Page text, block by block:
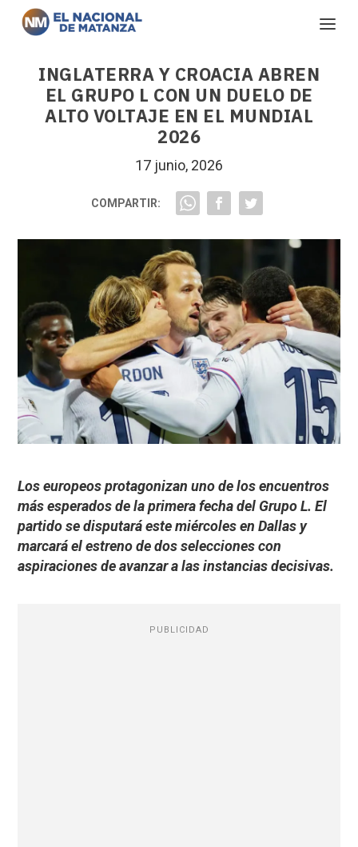
INGLATERRA Y CROACIA ABREN
EL GRUPO L CON UN DUELO DE
ALTO VOLTAJE EN EL MUNDIAL
2026
17 junio, 2026
COMPARTIR:
Los europeos protagonizan uno de los encuentros
más esperados de la primera fecha del Grupo L. El
partido se disputará este miércoles en Dallas y
marcará el estreno de dos selecciones con
aspiraciones de avanzar a las instancias decisivas.
PUBLICIDAD